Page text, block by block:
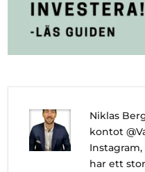
Niklas
kontot
har ett